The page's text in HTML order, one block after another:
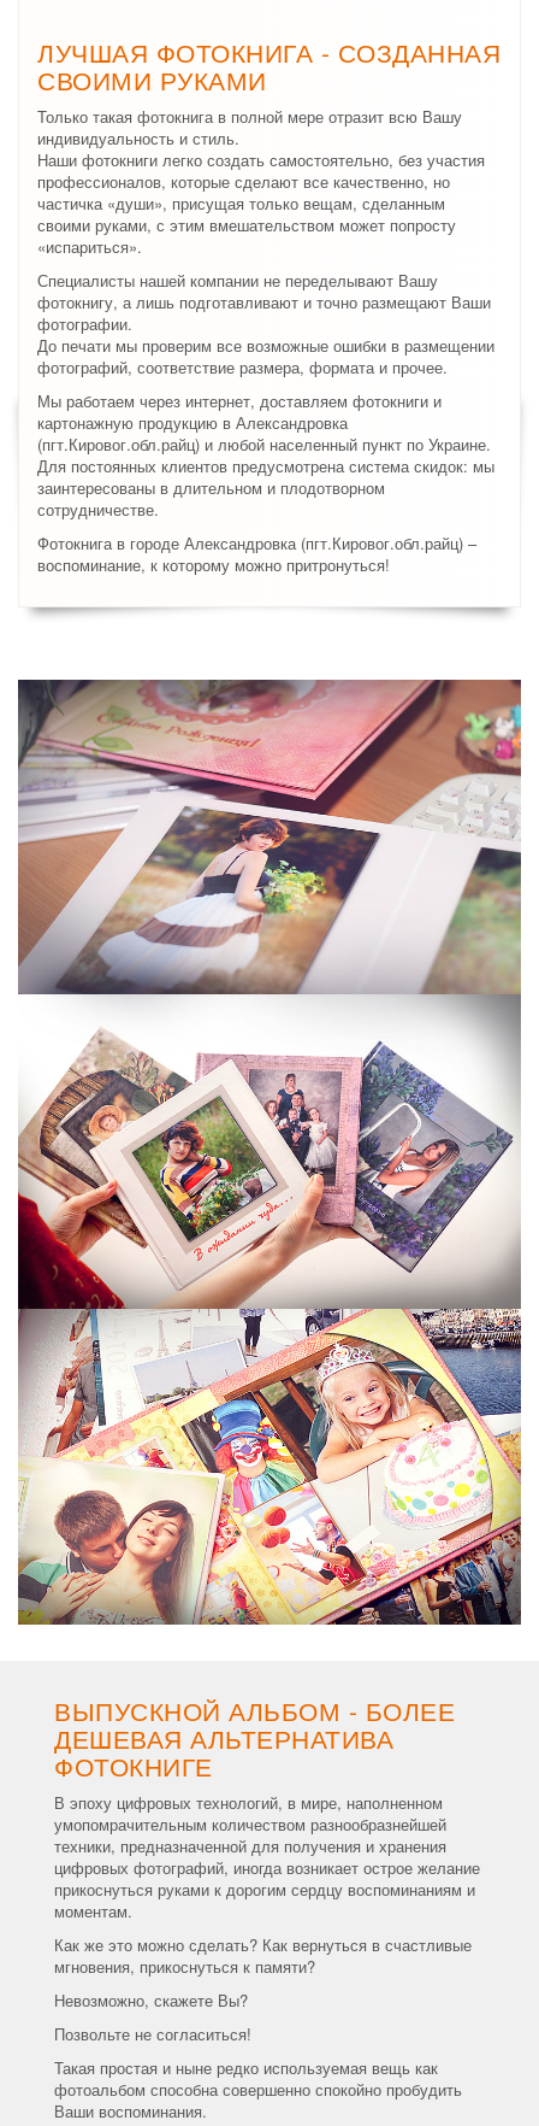
ЛУЧШАЯ ФОТОКНИГА - СОЗДАННАЯ
СВОИМИ РУКАМИ
Только такая фотокнига в полной мере отразит всю Вашу
индивидуальность и стиль.
Наши фотокниги легко создать самостоятельно, без участия
профессионалов, которые сделают все качественно, но
частичка «души», присущая только вещам, сделанным
своими руками, с этим вмешательством может попросту
«испариться».
Специалисты нашей компании не переделывают Вашу
фотокнигу, а лишь подготавливают и точно размещают Ваши
фотографии.
До печати мы проверим все возможные ошибки в размещении
фотографий, соответствие размера, формата и прочее.
Мы работаем через интернет, доставляем фотокниги и
картонажную продукцию в Александровка
(пгт.Кировог.обл.райц) и любой населенный пункт по Украине.
Для постоянных клиентов предусмотрена система скидок: мы
заинтересованы в длительном и плодотворном
сотрудничестве.
Фотокнига в городе Александровка (пгт.Кировог.обл.райц) –
воспоминание, к которому можно притронуться!
ВЫПУСКНОЙ АЛЬБОМ - БОЛЕЕ
ДЕШЕВАЯ АЛЬТЕРНАТИВА
ФОТОКНИГЕ
В эпоху цифровых технологий, в мире, наполненном
умопомрачительным количеством разнообразнейшей
техники, предназначенной для получения и хранения
цифровых фотографий, иногда возникает острое желание
прикоснуться руками к дорогим сердцу воспоминаниям и
моментам.
Как же это можно сделать? Как вернуться в счастливые
мгновения, прикоснуться к памяти?
Невозможно, скажете Вы?
Позвольте не согласиться!
Такая простая и ныне редко используемая вещь как
фотоальбом способна совершенно спокойно пробудить
Ваши воспоминания.